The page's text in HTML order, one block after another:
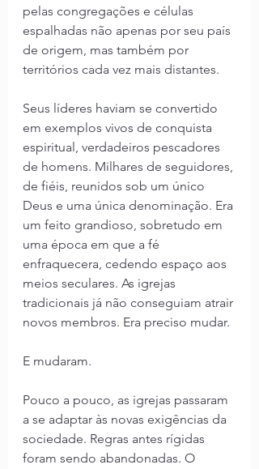
pelas congregações e células
espalhadas não apenas por seu país
de origem, mas também por
territórios cada vez mais distantes.
Seus líderes haviam se convertido
em exemplos vivos de conquista
espiritual, verdadeiros pescadores
de homens. Milhares de seguidores,
de fiéis, reunidos sob um único
Deus e uma única denominação. Era
um feito grandioso, sobretudo em
uma época em que a fé
enfraquecera, cedendo espaço aos
meios seculares. As igrejas
tradicionais já não conseguiam atrair
novos membros. Era preciso mudar.
E mudaram.
Pouco a pouco, as igrejas passaram
a se adaptar às novas exigências da
sociedade. Regras antes rígidas
foram sendo abandonadas. O